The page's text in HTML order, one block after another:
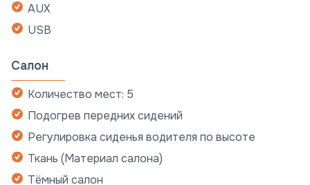
AUX
USB
Салон
Количество мест: 5
Подогрев передних сидений
Регулировка сиденья водителя по высоте
Ткань (Материал салона)
Тёмный салон